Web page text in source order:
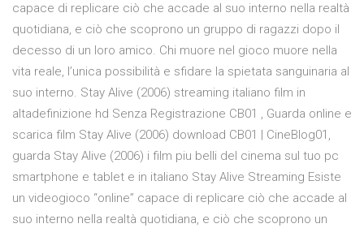
capace di replicare ciò che accade al suo interno nella realtà
quotidiana, e ciò che scoprono un gruppo di ragazzi dopo il
decesso di un loro amico. Chi muore nel gioco muore nella
vita reale, l’unica possibilità e sfidare la spietata sanguinaria al
suo interno. Stay Alive (2006) streaming italiano film in
altadefinizione hd Senza Registrazione CB01 , Guarda online e
scarica film Stay Alive (2006) download CB01 | CineBlog01,
guarda Stay Alive (2006) i film piu belli del cinema sul tuo pc
smartphone e tablet e in italiano Stay Alive Streaming Esiste
un videogioco “online” capace di replicare ciò che accade al
suo interno nella realtà quotidiana, e ciò che scoprono un